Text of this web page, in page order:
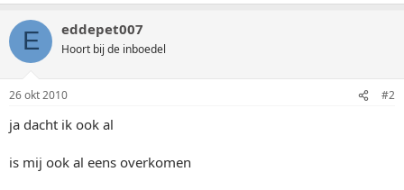
E eddepet007
Hoort bij de inboedel
26 okt 2010 #2
ja dacht ik ook al
is mij ook al eens overkomen